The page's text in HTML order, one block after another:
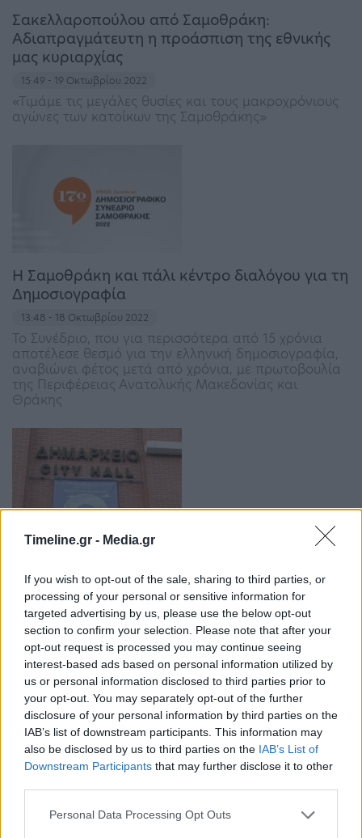
Timeline.gr - Media.gr
If you wish to opt-out of the sale, sharing to third parties, or
processing of your personal or sensitive information for
targeted advertising by us, please use the below opt-out
section to confirm your selection. Please note that after your
opt-out request is processed you may continue seeing
interest-based ads based on personal information utilized by
us or personal information disclosed to third parties prior to
your opt-out. You may separately opt-out of the further
disclosure of your personal information by third parties on the
IAB’s list of downstream participants. This information may
also be disclosed by us to third parties on the IAB’s List of
Downstream Participants that may further disclose it to other
Personal Data Processing Opt Outs
Σακελλαροπούλου από Σαμοθράκη:
Αδιαπραγμάτευτη η προάσπιση της εθνικής
μας κυριαρχίας
15:49 - 19 Οκτωβρίου 2022
«Τιμάμε τις μεγάλες θυσίες και τους μακροχρόνιους
αγώνες των κατοίκων της Σαμοθράκης»
Η Σαμοθράκη και πάλι κέντρο διαλόγου για τη
Δημοσιογραφία
13:48 - 18 Οκτωβρίου 2022
Το Συνέδριο, που για περισσότερα από 15 χρόνια
αποτέλεσε θεσμό για την ελληνική δημοσιογραφία,
αναβιώνει φέτος μετά από χρόνια, με πρωτοβουλία
της Περιφέρειας Ανατολικής Μακεδονίας και
Θράκης
Βοήθειας προς τους Απόρους, σε παιδιά των
Δήμων…
04:10 - 1 Οκτωβρίου 2022
Τη διανομή ειδών του προγράμματος ΤΕΒΑ (Ταμείο
Ευρωπαϊκής Βοήθειας προς τους Απόρους), από τις 4
έως και τις 7 Οκτωβρίου, σε δικαιούχους παιδιά
ωφελούμενων, ανακοίνωσε ο Δήμος
Αλεξανδρούπολης